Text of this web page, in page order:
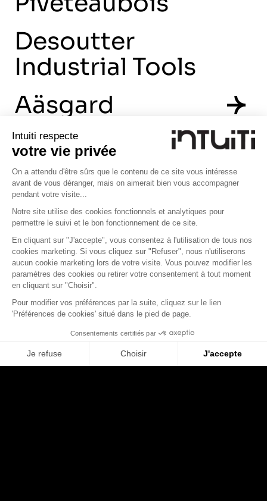
Intuiti respecte
votre vie privée
On a attendu d'être sûrs que le contenu de ce site vous intéresse
avant de vous déranger, mais on aimerait bien vous accompagner
pendant votre visite...
Notre site utilise des cookies fonctionnels et analytiques pour
permettre le suivi et le bon fonctionnement de ce site.
En cliquant sur "J'accepte", vous consentez à l'utilisation de tous nos
cookies marketing. Si vous cliquez sur "Refuser", nous n'utiliserons
aucun cookie marketing lors de votre visite. Vous pouvez modifier les
paramètres des cookies ou retirer votre consentement à tout moment
en cliquant sur "Choisir".
Pour modifier vos préférences par la suite, cliquez sur le lien
'Préférences de cookies' situé dans le pied de page.
Consentements certifiés par
Je refuse Choisir J'accepte
417 professionnels interrogés
Desoutter
Industrial Tools
23 dashboards personnalisés KPIs suivis
Aäsgard
Voir tous les clients